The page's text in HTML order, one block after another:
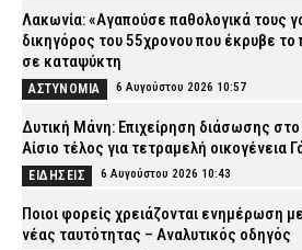
Λακωνία: «Αγαπούσε παθολογικά τους
δικηγόρος του 55χρονου που έκρυβε
σε καταψύκτη
ΑΣΤΥΝΟΜΙΑ 6 Αυγούστου 2026 10:57
Δυτική Μάνη: Επιχείρηση διάσωσης
Αίσιο τέλος για τετραμελή οικογένεια
ΕΙΔΗΣΕΙΣ 6 Αυγούστου 2026 10:43
Ποιοι φορείς χρειάζονται ενημέρωση
νέας ταυτότητας – Αναλυτικός οδηγός